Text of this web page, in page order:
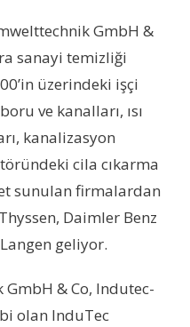
GmbH &
sanayi temizliği
üzerindeki işçi
ve kanalları, ısı
kanalizasyon
cila cıkarma
sunulan firmalardan
Daimler Benz
geliyor.
& Co, Indutec-
olan InduTec